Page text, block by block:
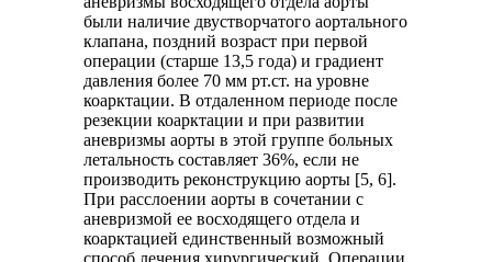
были наличие двустворчатого аортального
клапана, поздний возраст при первой
операции (старше 13,5 года) и градиент
давления более 70 мм рт.ст. на уровне
коарктации. В отдаленном периоде после
резекции коарктации и при развитии
аневризмы аорты в этой группе больных
летальность составляет 36%, если не
производить реконструкцию аорты [5, 6].
При расслоении аорты в сочетании с
аневризмой ее восходящего отдела и
коарктацией единственный возможный
способ лечения хирургический. Операции